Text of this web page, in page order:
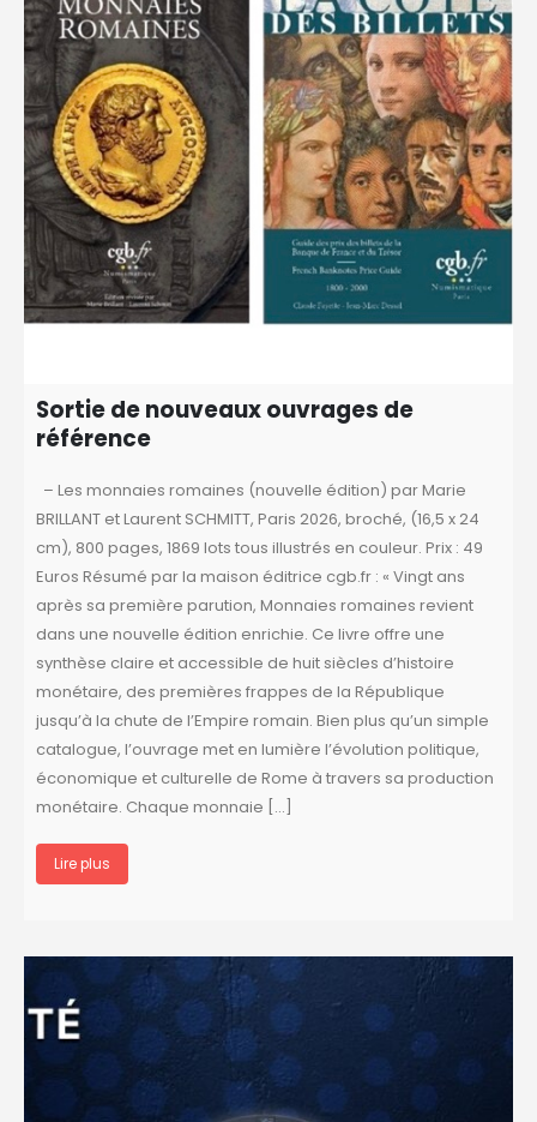
Sortie de nouveaux ouvrages de
référence
– Les monnaies romaines (nouvelle édition) par Marie
BRILLANT et Laurent SCHMITT, Paris 2026, broché, (16,5 x 24
cm), 800 pages, 1869 lots tous illustrés en couleur. Prix : 49
Euros Résumé par la maison éditrice cgb.fr : « Vingt ans
après sa première parution, Monnaies romaines revient
dans une nouvelle édition enrichie. Ce livre offre une
synthèse claire et accessible de huit siècles d’histoire
monétaire, des premières frappes de la République
jusqu’à la chute de l’Empire romain. Bien plus qu’un simple
catalogue, l’ouvrage met en lumière l’évolution politique,
économique et culturelle de Rome à travers sa production
monétaire. Chaque monnaie […]
Lire plus